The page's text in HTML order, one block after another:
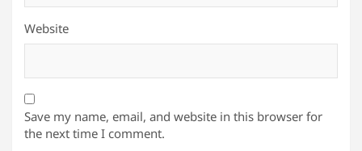
Website
Save my name, email, and website in this browser for
the next time I comment.